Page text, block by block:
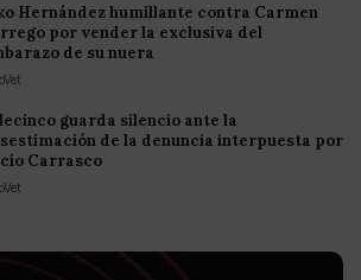
Hernández humillante contra Carmen
por vender la exclusiva del
de su nuera
guarda silencio ante la
de la denuncia interpuesta por
Carrasco